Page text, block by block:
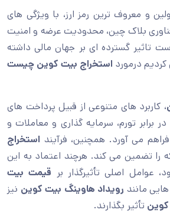
و معروف ترین رمز ارز، با ویژگی های
بلاک چین، محدودیت عرضه و امنیت
است تاثیر گسترده ای بر جهان مالی داشته
درمورد استخراج بیت کوین چیست
، کاربرد های متنوعی از قبیل پرداخت های
برابر تورم، سرمایه گذاری و معاملات و
می آورد. همچنین، فرآیند استخراج
را تضمین می کند. هرچند اعتماد به این
اصلی تأثیرگذار بر قیمت بیت
مانند رویداد هاوینگ بیت کوین نیز
تأثیر بگذارند.